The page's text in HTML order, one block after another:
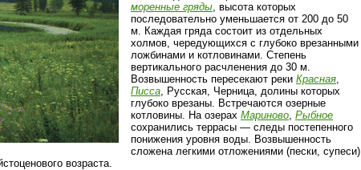
моренные гряды, высота которых
последовательно уменьшается от 200 до 50
м. Каждая гряда состоит из отдельных
холмов, чередующихся с глубоко врезанными
ложбинами и котловинами. Степень
вертикального расчленения до 30 м.
Возвышенность пересекают реки Красная,
Писса, Русская, Черница, долины которых
глубоко врезаны. Встречаются озерные
котловины. На озерах Мариново, Рыбное
сохранились террасы — следы постепенного
понижения уровня воды. Возвышенность
сложена легкими отложениями (пески, супеси)
возраста.